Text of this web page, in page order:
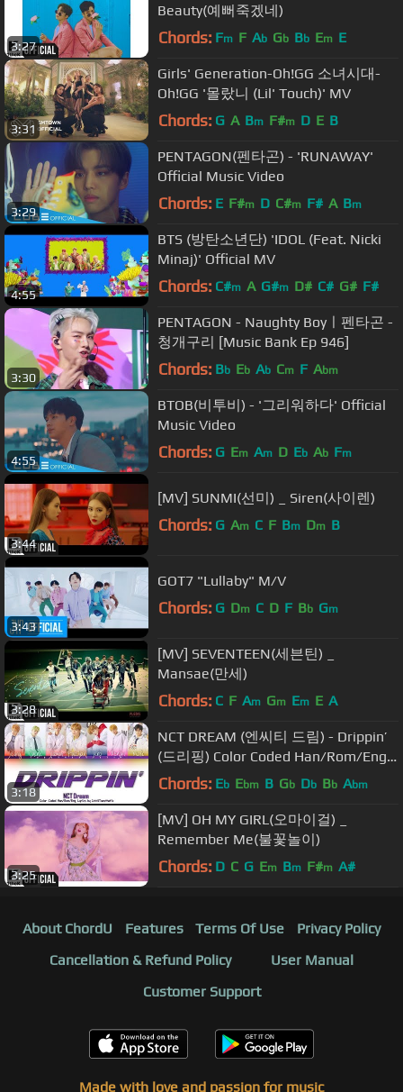
3:27
Beauty(예뻐죽겠네)
Chords: Fm F Ab Gb Bb Em E
3:31
Girls' Generation-Oh!GG 소녀시대-
Oh!GG '몰랐니 (Lil' Touch)' MV
Chords: G A Bm F#m D E B
3:29
PENTAGON(펜타곤) - 'RUNAWAY'
Official Music Video
Chords: E F#m D C#m F# A Bm
4:55
BTS (방탄소년단) 'IDOL (Feat. Nicki
Minaj)' Official MV
Chords: C#m A G#m D# C# G# F#
3:30
PENTAGON - Naughty Boyㅣ펜타곤 -
청개구리 [Music Bank Ep 946]
Chords: Bb Eb Ab Cm F Abm
4:55
BTOB(비투비) - '그리워하다' Official
Music Video
Chords: G Em Am D Eb Ab Fm
3:44
[MV] SUNMI(선미) _ Siren(사이렌)
Chords: G Am C F Bm Dm B
3:43
GOT7 "Lullaby" M/V
Chords: G Dm C D F Bb Gm
3:28
[MV] SEVENTEEN(세븐틴) _
Mansae(만세)
Chords: C F Am Gm Em E A
3:18
NCT DREAM (엔씨티 드림) - Drippin’
(드리핑) Color Coded Han/Rom/Eng
Lyrics
Chords: Eb Ebm B Gb Db Bb Abm
3:25
[MV] OH MY GIRL(오마이걸) _
Remember Me(불꽃놀이)
Chords: D C G Em Bm F#m A#
About ChordU Features Terms Of Use
Privacy Policy
Cancellation & Refund Policy
User Manual
Customer Support
Made with love and passion for music